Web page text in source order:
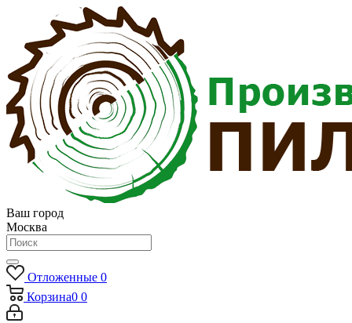
Ваш город
Москва
Отложенные 0
Корзина0 0